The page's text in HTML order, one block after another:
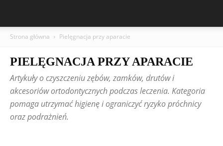
Strona główna Pielęgnacja przy aparacie
PIELĘGNACJA PRZY APARACIE
Artykuły o czyszczeniu zębów, zamków, drutów i
akcesoriów ortodontycznych podczas leczenia. Kategoria
pomaga utrzymać higienę i ograniczyć ryzyko próchnicy
oraz podrażnień.